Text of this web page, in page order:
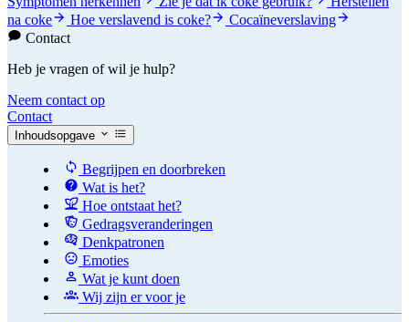
na coke
Hoe verslavend is coke?
Cocaïneverslaving
Contact
Heb je vragen of wil je hulp?
Neem contact op
Contact
Inhoudsopgave
Begrijpen en doorbreken
Wat is het?
Hoe ontstaat het?
Gedragsveranderingen
Denkpatronen
Emoties
Wat je kunt doen
Wij zijn er voor je